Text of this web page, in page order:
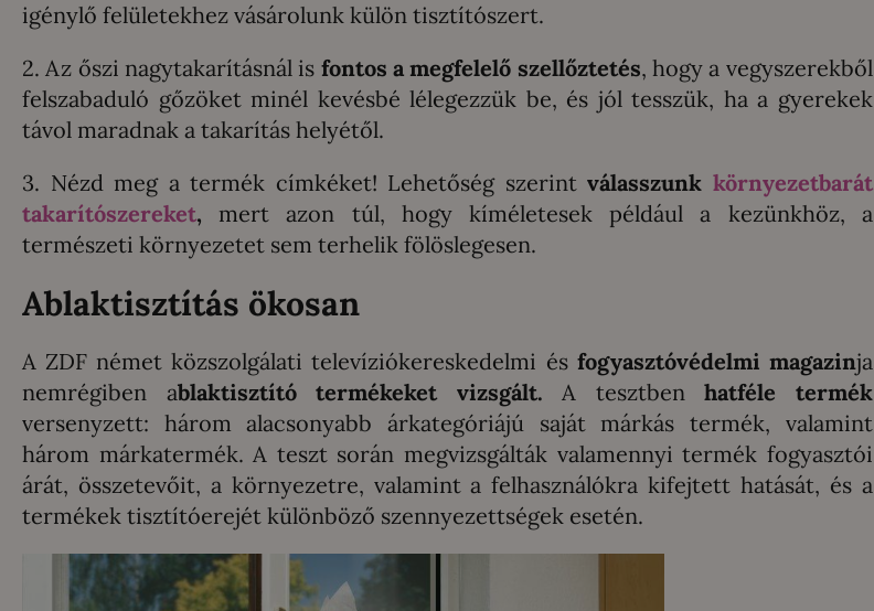
igénylő felületekhez vásárolunk külön tisztítószert.
2. Az őszi nagytakarításnál is fontos a megfelelő szellőztetés, hogy a vegyszerekből
felszabaduló gőzöket minél kevésbé lélegezzük be, és jól tesszük, ha a gyerekek
távol maradnak a takarítás helyétől.
3. Nézd meg a termék címkéket! Lehetőség szerintválasszunk környezetbarát
takarítószereket, mert azon túl, hogy kíméletesek például a kezünkhöz, a
természeti környezetet sem terhelik fölöslegesen.
Ablaktisztítás ökosan
A ZDF német közszolgálati televíziókereskedelmi és fogyasztóvédelmi magazinja
nemrégiben ablaktisztító termékeket vizsgált. A tesztbenhatféle termék
versenyzett: három alacsonyabb árkategóriájú saját márkás termék, valamint
három márkatermék. A teszt során megvizsgálták valamennyi termék fogyasztói
árát, összetevőit, a környezetre, valamint a felhasználókra kifejtett hatását, és a
termékek tisztítóerejét különböző szennyezettségek esetén.